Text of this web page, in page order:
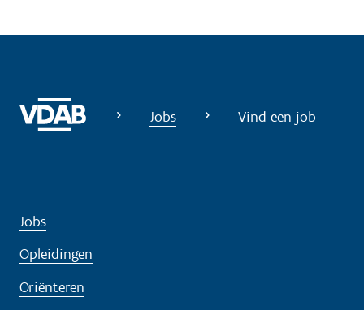
Jobs Vind een job
Jobs
Opleidingen
Oriënteren